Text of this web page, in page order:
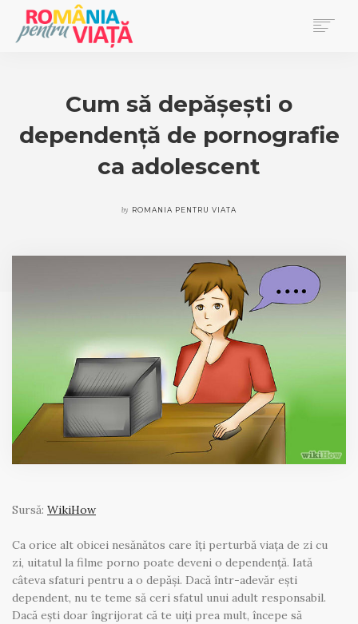
EVENIMENTE
Cum să depășești o
dependență de pornografie
ca adolescent
by ROMANIA PENTRU VIATA
Sursă: WikiHow
Ca orice alt obicei nesănătos care îți perturbă viața de zi cu
zi, uitatul la filme porno poate deveni o dependență. Iată
câteva sfaturi pentru a o depăși. Dacă într-adevăr ești
dependent, nu te teme să ceri sfatul unui adult responsabil.
Dacă ești doar îngrijorat că te uiți prea mult, începe să